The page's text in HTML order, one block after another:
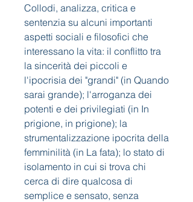
Collodi, analizza, critica e
sentenzia su alcuni importanti
aspetti sociali e filosofici che
interessano la vita: il conflitto tra
la sincerità dei piccoli e
l'ipocrisia dei "grandi" (in Quando
sarai grande); l'arroganza dei
potenti e dei privilegiati (in In
prigione, in prigione); la
strumentalizzazione ipocrita della
femminilità (in La fata); lo stato di
isolamento in cui si trova chi
cerca di dire qualcosa di
semplice e sensato, senza